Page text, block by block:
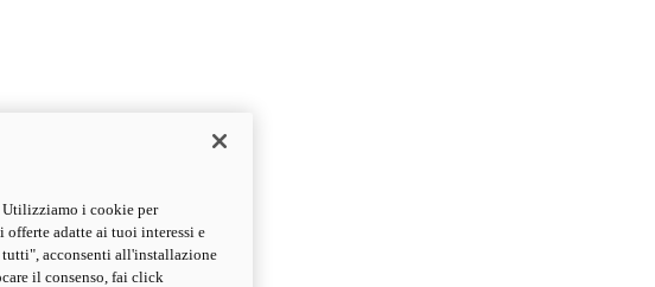
Utilizziamo i cookie per
adatte ai tuoi interessi e
tutti", acconsenti all'installazione
il consenso, fai click